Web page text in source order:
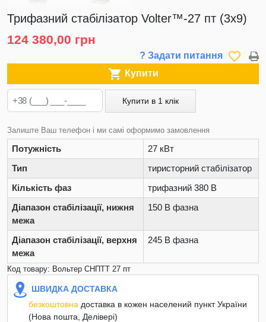
Трифазний стабілізатор Volter™-27 пт (3х9)
124 380,00 грн
? Задати питання favorite_border
 Купити
Купити в 1 клік
Залиште Ваш телефон і ми самі оформимо замовлення
Потужність
27 кВт
Тип
тиристорний стабілізатор
Кількість фаз
трифазний 380 В
Діапазон стабілізації, нижня
межа
150 В фазна
Діапазон стабілізації, верхня
межа
245 В фазна
Код товару: Вольтер СНПТТ 27 пт
ШВИДКА ДОСТАВКА
безкоштовна доставка в кожен населений пункт України
(Нова пошта, Делівері)